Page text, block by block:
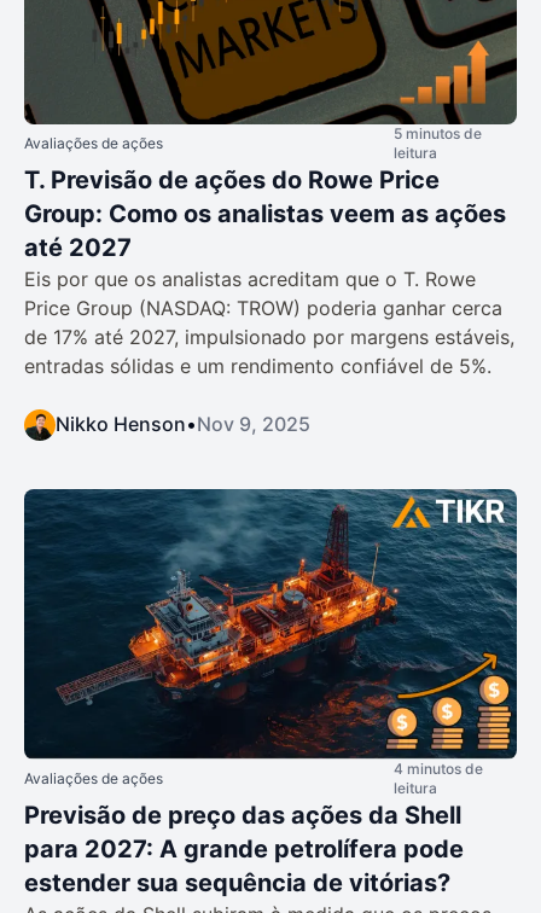
Avaliações de ações
5 minutos de
leitura
T. Previsão de ações do Rowe Price
Group: Como os analistas veem as ações
até 2027
Eis por que os analistas acreditam que o T. Rowe
Price Group (NASDAQ: TROW) poderia ganhar cerca
de 17% até 2027, impulsionado por margens estáveis,
entradas sólidas e um rendimento confiável de 5%.
Nikko Henson•Nov 9, 2025
Avaliações de ações
4 minutos de
leitura
Previsão de preço das ações da Shell
para 2027: A grande petrolífera pode
estender sua sequência de vitórias?